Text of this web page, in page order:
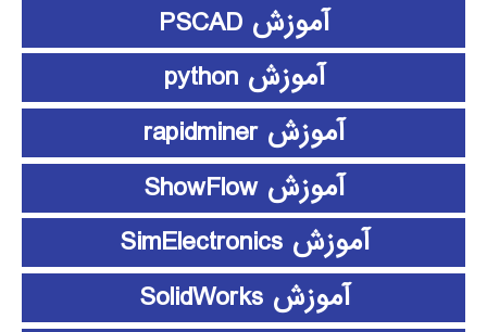
آموزش PSCAD
آموزش python
آموزش rapidminer
آموزش ShowFlow
آموزش SimElectronics
آموزش SolidWorks